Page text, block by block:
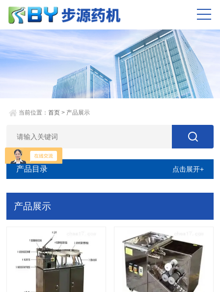
当前位置：首页 > 产品展示
产品目录 点击展开+
产品展示